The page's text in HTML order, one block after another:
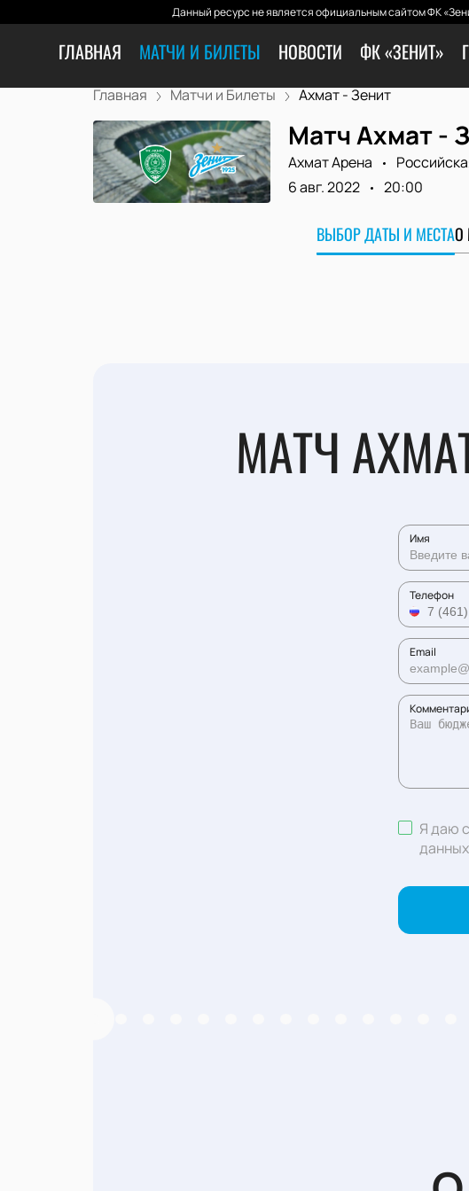
Данный ресурс не является официальным сайтом ФК
ГЛАВНАЯ МАТЧИ И БИЛЕТЫ НОВОСТИ ФК «ЗЕНИТ»
Главная Матчи и Билеты Ахмат - Зенит
Матч Ахмат -
Ахмат Арена
6 авг. 2022
20:00
ВЫБОР ДАТЫ И МЕСТАО
МАТЧ
Имя
Телефон
Email
Я даю
данных